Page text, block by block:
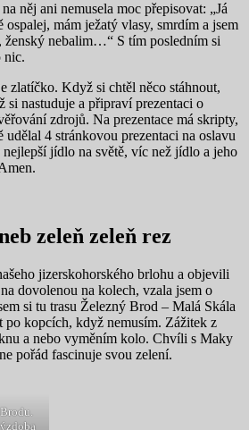
něj ani nemusela moc přepisovat: „Já
ospalej, mám ježatý vlasy, smrdím a jsem
nebalim…“ S tím posledním si
nic.
zlatíčko. Když si chtěl něco stáhnout,
si nastuduje a připraví prezentaci o
zdrojů. Na prezentace má skripty,
udělal 4 stránkovou prezentaci na oslavu
jídlo na světě, víc než jídlo a jeho
zeleň zeleň rez
jizerskohorského brlohu a objevili
dovolenou na kolech, vzala jsem o
si tu trasu Železný Brod – Malá Skála
po kopcích, když nemusím. Zážitek z
a nebo vyměním kolo. Chvíli s Maky
pořád fascinuje svou zelení.